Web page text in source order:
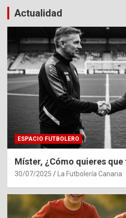
Actualidad
ESPACIO FUTBOLERO
Míster, ¿Cómo quieres
30/07/2025 La Futbolería Canaria